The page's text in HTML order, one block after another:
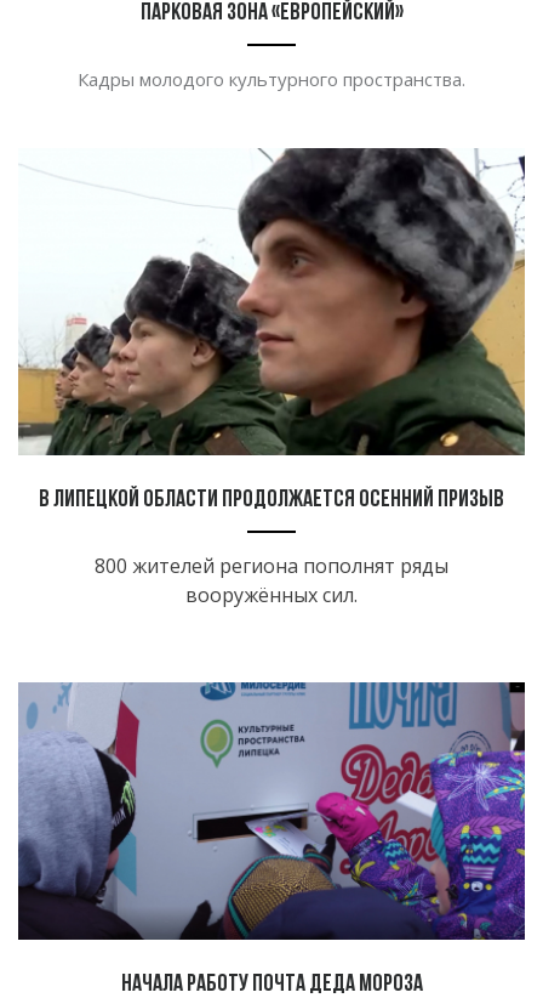
Парковая зона «Европейский»
Кадры молодого культурного пространства.
В Липецкой области продолжается осенний призыв
800 жителей региона пополнят ряды
вооружённых сил.
Начала работу почта Деда Мороза